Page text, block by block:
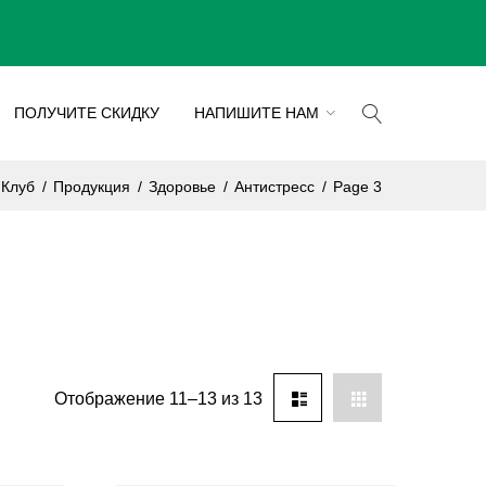
ПОЛУЧИТЕ СКИДКУ НАПИШИТЕ НАМ
/ Продукция / Здоровье / Антистресс / Page 3
Отображение 11–13 из 13